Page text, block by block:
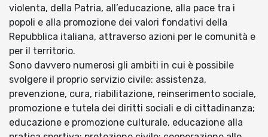
violenta, della Patria, all’educazione, alla pace tra i
popoli e alla promozione dei valori fondativi della
Repubblica italiana, attraverso azioni per le comunità e
per il territorio.
Sono davvero numerosi gli ambiti in cui è possibile
svolgere il proprio servizio civile: assistenza,
prevenzione, cura, riabilitazione, reinserimento sociale,
promozione e tutela dei diritti sociali e di cittadinanza;
educazione e promozione culturale, educazione alla